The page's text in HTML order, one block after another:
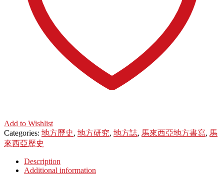
Add to Wishlist
Categories: 地方歷史, 地方研究, 地方誌, 馬來西亞地方書寫, 馬
來西亞歷史
Description
Additional information